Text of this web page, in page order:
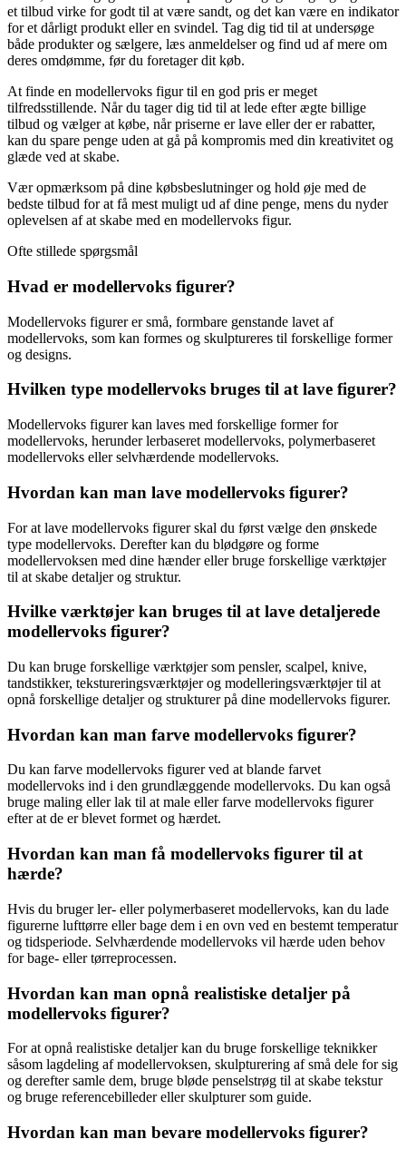
et tilbud virke for godt til at være sandt, og det kan være en indikator
for et dårligt produkt eller en svindel. Tag dig tid til at undersøge
både produkter og sælgere, læs anmeldelser og find ud af mere om
deres omdømme, før du foretager dit køb.
At finde en modellervoks figur til en god pris er meget
tilfredsstillende. Når du tager dig tid til at lede efter ægte billige
tilbud og vælger at købe, når priserne er lave eller der er rabatter,
kan du spare penge uden at gå på kompromis med din kreativitet og
glæde ved at skabe.
Vær opmærksom på dine købsbeslutninger og hold øje med de
bedste tilbud for at få mest muligt ud af dine penge, mens du nyder
oplevelsen af at skabe med en modellervoks figur.
Ofte stillede spørgsmål
Hvad er modellervoks figurer?
Modellervoks figurer er små, formbare genstande lavet af
modellervoks, som kan formes og skulptureres til forskellige former
og designs.
Hvilken type modellervoks bruges til at lave figurer?
Modellervoks figurer kan laves med forskellige former for
modellervoks, herunder lerbaseret modellervoks, polymerbaseret
modellervoks eller selvhærdende modellervoks.
Hvordan kan man lave modellervoks figurer?
For at lave modellervoks figurer skal du først vælge den ønskede
type modellervoks. Derefter kan du blødgøre og forme
modellervoksen med dine hænder eller bruge forskellige værktøjer
til at skabe detaljer og struktur.
Hvilke værktøjer kan bruges til at lave detaljerede
modellervoks figurer?
Du kan bruge forskellige værktøjer som pensler, scalpel, knive,
tandstikker, tekstureringsværktøjer og modelleringsværktøjer til at
opnå forskellige detaljer og strukturer på dine modellervoks figurer.
Hvordan kan man farve modellervoks figurer?
Du kan farve modellervoks figurer ved at blande farvet
modellervoks ind i den grundlæggende modellervoks. Du kan også
bruge maling eller lak til at male eller farve modellervoks figurer
efter at de er blevet formet og hærdet.
Hvordan kan man få modellervoks figurer til at
hærde?
Hvis du bruger ler- eller polymerbaseret modellervoks, kan du lade
figurerne lufttørre eller bage dem i en ovn ved en bestemt temperatur
og tidsperiode. Selvhærdende modellervoks vil hærde uden behov
for bage- eller tørreprocessen.
Hvordan kan man opnå realistiske detaljer på
modellervoks figurer?
For at opnå realistiske detaljer kan du bruge forskellige teknikker
såsom lagdeling af modellervoksen, skulpturering af små dele for sig
og derefter samle dem, bruge bløde penselstrøg til at skabe tekstur
og bruge referencebilleder eller skulpturer som guide.
Hvordan kan man bevare modellervoks figurer?